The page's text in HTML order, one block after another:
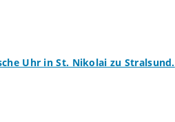
Uhr in St. Nikolai zu Stralsund.